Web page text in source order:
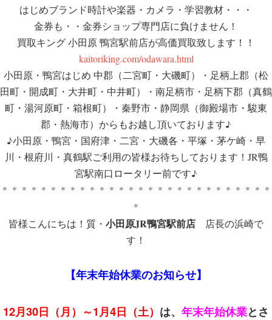
はじめブランド時計や楽器・カメラ・学習教材・・・
金券も・・金券ショップ専門店に負けません！
買取キング 小田原 鴨宮駅前店が高価買取致します！！
kaitoriking.com/odawara.html
小田原・鴨宮はじめ 中郡（二宮町・大磯町）・足柄上郡（松
田町・開成町・大井町・中井町）・南足柄市・足柄下郡（真鶴
町・湯河原町・箱根町）・秦野市・静岡県（御殿場市・駿東
郡・熱海市）からもお越し頂いております♪
♪小田原・鴨宮・国府津・二宮・大磯各・平塚・茅ケ崎・早
川・根府川・真鶴駅ご利用の皆様お待ちしております！JR鴨
宮駅南口ロータリー前です♪
＊＊＊＊＊＊＊＊＊＊＊＊＊＊＊＊＊＊＊＊＊＊＊＊＊＊＊＊
＊
皆様こんにちは！質・ 小田原JR鴨宮駅前店 店長の浜崎で
す！
【年末年始休業のお知らせ】
12月30日（月）～1月4日（土） は、 年末年始休業とさ